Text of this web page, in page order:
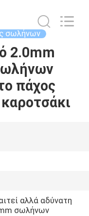
σωλήνων
2.0mm
πάχος
αλλά αδύνατη
σωλήνων